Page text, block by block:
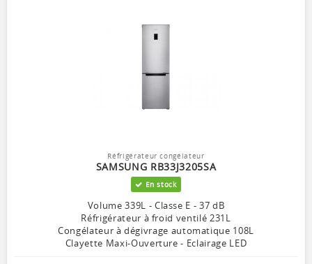
Réfrigérateur congélateur
SAMSUNG RB33J3205SA
En stock
Volume 339L - Classe E - 37 dB
Réfrigérateur à froid ventilé 231L
Congélateur à dégivrage automatique 108L
Clayette Maxi-Ouverture - Eclairage LED